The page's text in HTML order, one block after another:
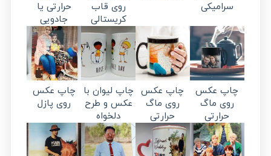
سرامیکی
روی قاب
کریستالی
حرارتی یا
جادویی
چاپ عکس
روی ماگ
حرارتی
چاپ عکس
روی ماگ
حرارتی
چاپ لیوان با
عکس و طرح
دلخواه
چاپ عکس
روی پازل